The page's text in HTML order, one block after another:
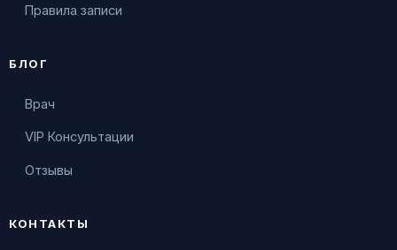
Правила записи
БЛОГ
Врач
VIP Консультации
Отзывы
КОНТАКТЫ